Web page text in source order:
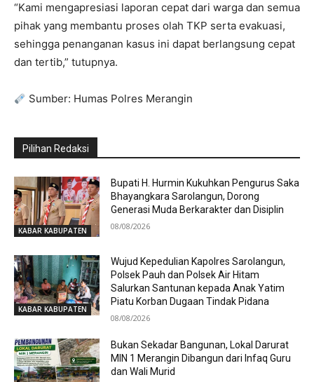
“Kami mengapresiasi laporan cepat dari warga dan semua
pihak yang membantu proses olah TKP serta evakuasi,
sehingga penanganan kasus ini dapat berlangsung cepat
dan tertib,” tutupnya.
Sumber: Humas Polres Merangin
Pilihan Redaksi
KABAR KABUPATEN
Bupati H. Hurmin Kukuhkan Pengurus Saka
Bhayangkara Sarolangun, Dorong
Generasi Muda Berkarakter dan Disiplin
08/08/2026
KABAR KABUPATEN
Wujud Kepedulian Kapolres Sarolangun,
Polsek Pauh dan Polsek Air Hitam
Salurkan Santunan kepada Anak Yatim
Piatu Korban Dugaan Tindak Pidana
08/08/2026
Bukan Sekadar Bangunan, Lokal Darurat
MIN 1 Merangin Dibangun dari Infaq Guru
dan Wali Murid